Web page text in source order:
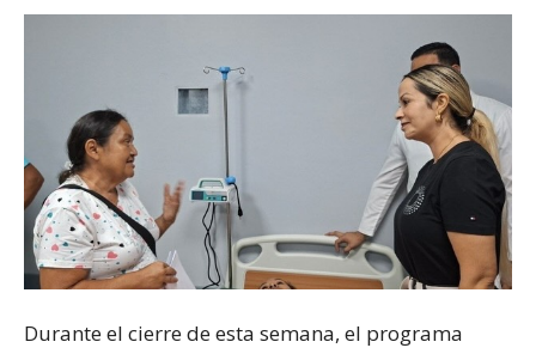
Durante el cierre de esta semana, el programa